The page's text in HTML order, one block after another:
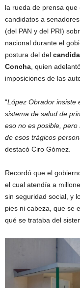
la rueda de prensa
candidatos a
(del PAN y del PRI)
nacional durante el
postura del del
Concha , quien
imposiciones de las
“López Obrador insiste
sistema de salud de
eso no es posible,
de esos trágicos
destacó Ciro Gómez.
Recordó que el
el cual atendía a
sin seguridad social, y
pies ni cabeza, que se
qué se trataba del